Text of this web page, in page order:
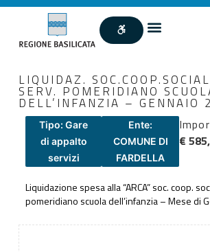
LIQUIDAZ.
SERV. POMERIDIANO
DELL’INFANZIA – GENNAIO
Tipo: Gare
di appalto
servizi
Ente:
COMUNE DI
FARDELLA
€
Liquidazione spesa alla “ARCA” soc. coop.
pomeridiano scuola dell’infanzia – Mese di